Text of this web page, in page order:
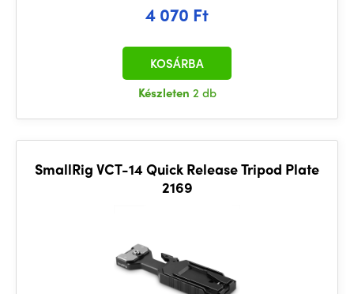
4 070 Ft
Készleten 2 db
KOSÁRBA
SmallRig VCT-14 Quick Release Tripod Plate
2169